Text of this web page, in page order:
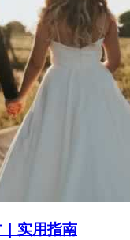
实用指南